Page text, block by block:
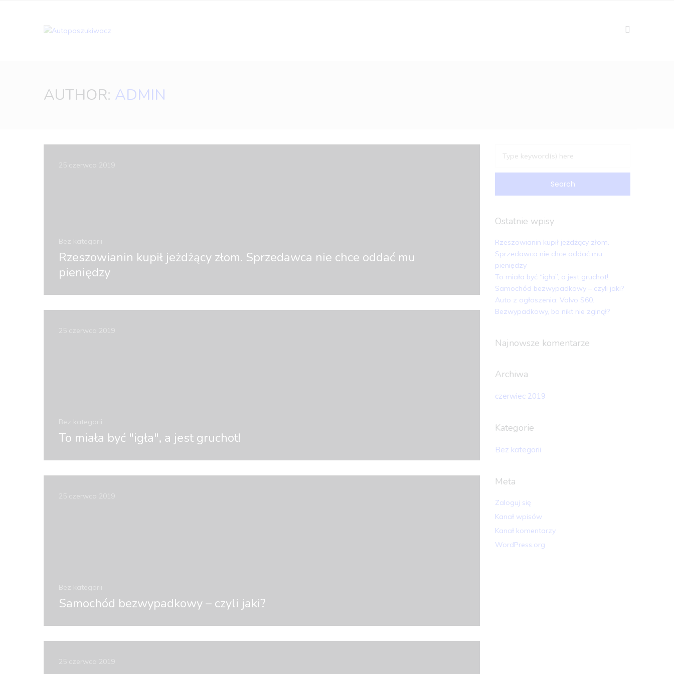
AUTHOR: ADMIN
25 czerwca 2019
Bez kategorii
Rzeszowianin kupił jeżdżący złom. Sprzedawca nie chce oddać mu
pieniędzy
25 czerwca 2019
Bez kategorii
To miała być "igła", a jest gruchot!
25 czerwca 2019
Bez kategorii
Samochód bezwypadkowy – czyli jaki?
25 czerwca 2019
Ostatnie wpisy
Rzeszowianin kupił jeżdżący złom.
Sprzedawca nie chce oddać mu
pieniędzy
To miała być “igła”, a jest gruchot!
Samochód bezwypadkowy – czyli jaki?
Auto z ogłoszenia: Volvo S60.
Bezwypadkowy, bo nikt nie zginął?
Najnowsze komentarze
Archiwa
czerwiec 2019
Kategorie
Bez kategorii
Meta
Zaloguj się
Kanał wpisów
Kanał komentarzy
WordPress.org